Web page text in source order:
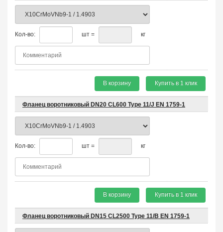
Кол-во: шт = кг
В корзину Купить в 1 клик
Фланец воротниковый DN20 CL600 Type 11/J EN 1759-1
Кол-во: шт = кг
В корзину Купить в 1 клик
Фланец воротниковый DN15 CL2500 Type 11/B EN 1759-1